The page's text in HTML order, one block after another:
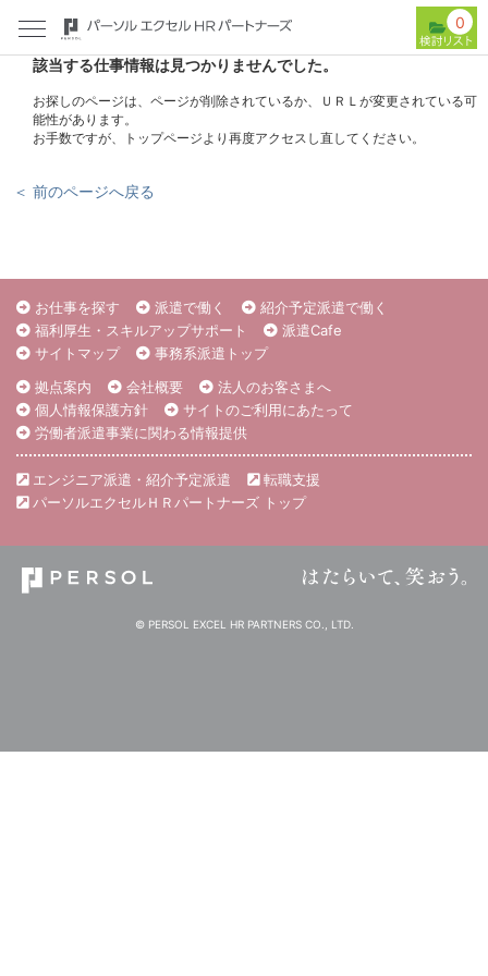
0
該当する仕事情報は見つかりませんでした。
お探しのページは、ページが削除されているか、ＵＲＬが変更されている可
能性があります。
お手数ですが、トップページより再度アクセスし直してください。
＜ 前のページへ戻る
お仕事を探す 派遣で働く
紹介予定派遣で働く
福利厚生・スキルアップサポート
派遣Cafe
サイトマップ
事務系派遣トップ
拠点案内
会社概要
法人のお客さまへ
個人情報保護方針
サイトのご利用にあたって
労働者派遣事業に関わる情報提供
エンジニア派遣・紹介予定派遣
転職支援
パーソルエクセルＨＲパートナーズ トップ
© PERSOL EXCEL HR PARTNERS CO., LTD.